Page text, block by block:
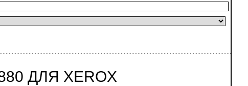
ДЛЯ XEROX